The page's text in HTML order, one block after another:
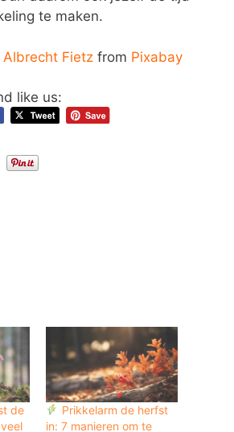
te maken.
Albrecht Fietz from Pixabay
like us:
de
Prikkelarm de herfst
in: 7 manieren om te